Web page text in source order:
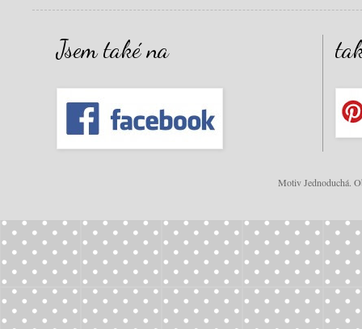
Jsem také na
Motiv Jednoduchá.